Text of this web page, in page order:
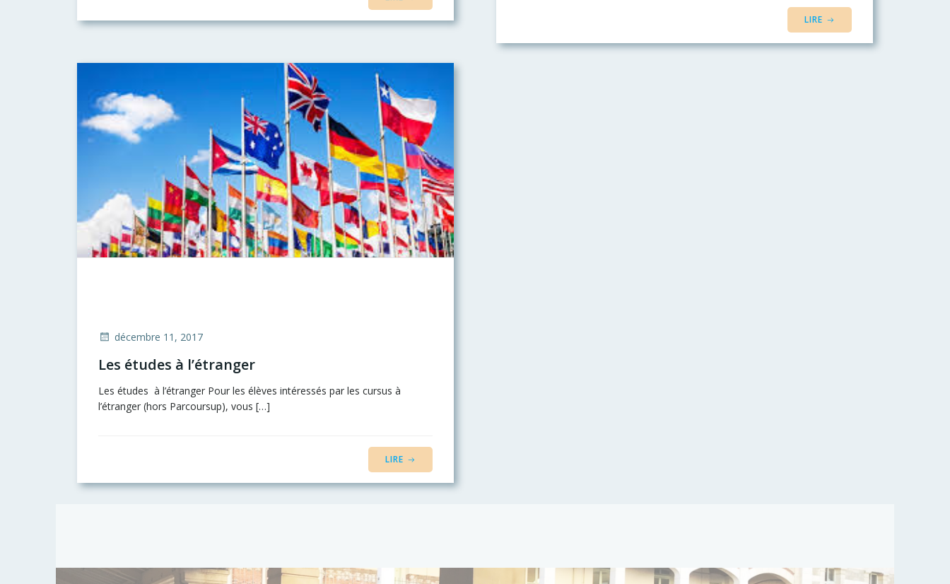
LIRE
décembre 11, 2017
Les études à l’étranger
Les études à l’étranger Pour les élèves intéressés par les cursus à
l’étranger (hors Parcoursup), vous […]
LIRE